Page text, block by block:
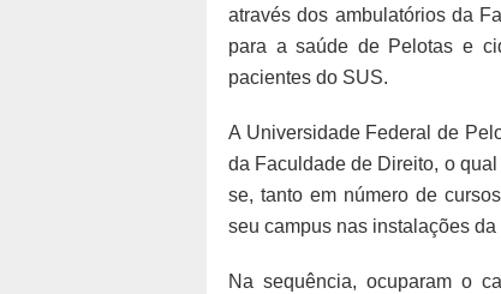
através dos ambulatórios da
para a saúde de Pelotas e
pacientes do SUS.
A Universidade Federal de
da Faculdade de Direito, o
se, tanto em número de
seu campus nas instalações
Na sequência, ocuparam o